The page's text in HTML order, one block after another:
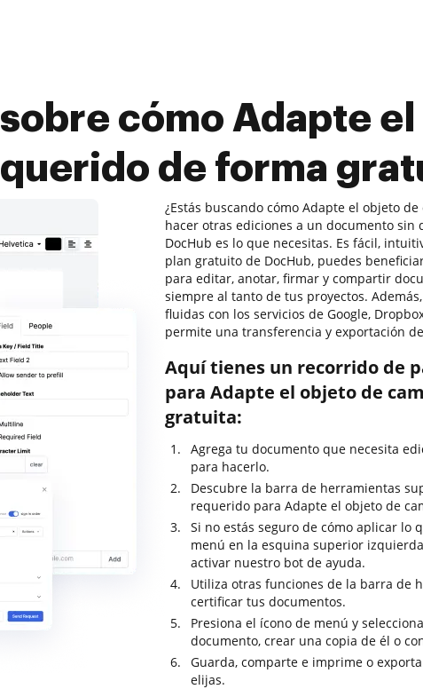
cómo Adapte
de forma
¿Estás buscando cómo Adapte el objeto
hacer otras ediciones a un documento sin
DocHub es lo que necesitas. Es fácil,
plan gratuito de DocHub, puedes
para editar, anotar, firmar y compartir
siempre al tanto de tus proyectos.
fluidas con los servicios de Google,
permite una transferencia y exportación
Aquí tienes un recorrido de
para Adapte el objeto de
gratuita:
Agrega tu documento que necesita
para hacerlo.
Descubre la barra de herramientas
requerido para Adapte el objeto de
Si no estás seguro de cómo aplicar lo
menú en la esquina superior
activar nuestro bot de ayuda.
Utiliza otras funciones de la barra de
certificar tus documentos.
Presiona el ícono de menú y
documento, crear una copia de él o
Guarda, comparte e imprime o
elijas.